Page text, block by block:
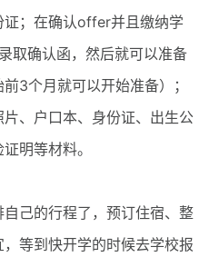
；在确认offer并且缴纳学
取确认函，然后就可以准备
3个月就可以开始准备）；
、户口本、身份证、出生公
明等材料。
己的行程了，预订住宿、整
等到快开学的时候去学校报